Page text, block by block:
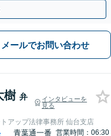
メールでお問い合わせ
樹 弁
インタビューを
見る
アップ法律事務所 仙台支店
青葉通一番 営業時間：06:30